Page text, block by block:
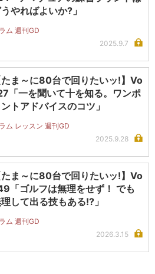
やればよいか?」
ム 週刊GD
2025.9.7
たま～に80台で回りたいッ!】Vo
「一を聞いて十を知る。ワンポ
トアドバイスのコツ」
ム レッスン 週刊GD
2025.9.28
たま～に80台で回りたいッ!】Vo
「ゴルフは無理をせず！ でも
して出る技もある!?」
ム 週刊GD
2026.3.15